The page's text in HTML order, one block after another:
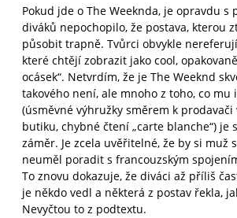
Pokud jde o The Weeknda, je opravdu s
diváků nepochopilo, že postava, kterou
působit trapně. Tvůrci obvykle
které chtějí zobrazit jako cool,
ocásek“. Netvrdím, že je The Weeknd
takového není, ale mnoho z toho, co mu
(úsměvné výhružky směrem k
butiku, chybné čtení „carte blanche“) je
záměr. Je zcela uvěřitelné, že by si muž
neuměl poradit s francouzským
To znovu dokazuje, že diváci až příliš
je někdo vedl a některá z postav řekla,
Nevyčtou to z podtextu.